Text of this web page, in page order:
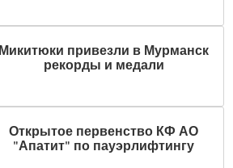
Микитюки привезли в Мурманск
рекорды и медали
Открытое первенство КФ АО
"Апатит" по пауэрлифтингу